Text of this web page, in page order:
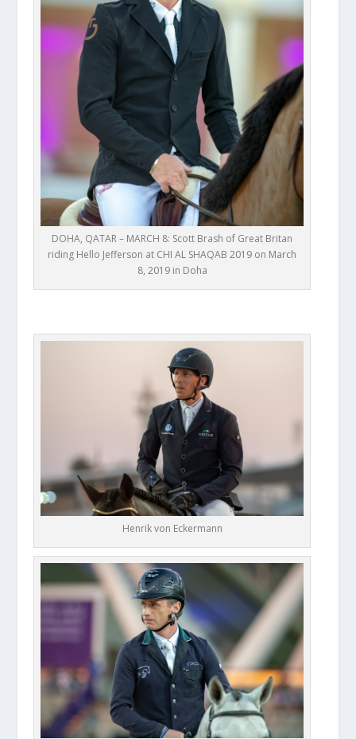
DOHA, QATAR – MARCH 8: Scott Brash of Great Britan
riding Hello Jefferson at CHI AL SHAQAB 2019 on March
8, 2019 in Doha
Henrik von Eckermann